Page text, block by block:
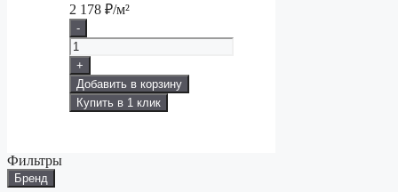
2 178 ₽/м²
-
+
Добавить в корзину
Купить в 1 клик
Фильтры
Бренд